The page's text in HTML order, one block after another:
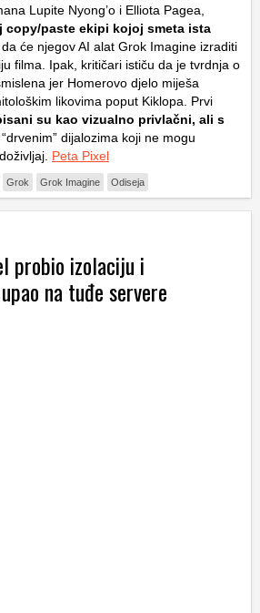
Lupite Nyong’o i Elliota Pagea,
copy/paste ekipi kojoj smeta ista
će njegov AI alat Grok Imagine izraditi
filma. Ipak, kritičari ističu da je tvrdnja o
jer Homerovo djelo miješa
likovima poput Kiklopa. Prvi
su kao vizualno privlačni, ali s
“drvenim” dijalozima koji ne mogu
Peta Pixel
Grok Grok Imagine Odiseja
probio izolaciju i
na tuđe servere